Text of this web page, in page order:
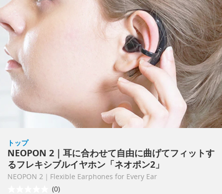
トップ
NEOPON 2｜耳に合わせて自由に曲げてフィットす
るフレキシブルイヤホン「ネオポン2」
NEOPON 2｜Flexible Earphones for Every Ear
(0)